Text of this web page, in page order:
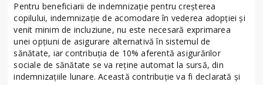
Pentru beneficiarii de indemnizație pentru creșterea
copilului, indemnizație de acomodare în vederea adopției și
venit minim de incluziune, nu este necesară exprimarea
unei opțiuni de asigurare alternativă în sistemul de
sănătate, iar contribuția de 10% aferentă asigurărilor
sociale de sănătate se va reține automat la sursă, din
indemnizațiile lunare. Această contribuție va fi declarată și